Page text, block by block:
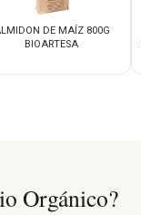
DE MAÍZ 800G
BIOARTESA
Orgánico?